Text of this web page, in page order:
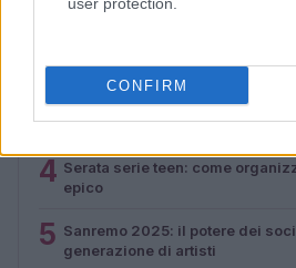
CONFIRM
3 Correttore Charlotte Tilbury:
una Pelle Perfetta
4 Serata serie teen: come
epico
5 Sanremo 2025: il potere dei
generazione di artisti